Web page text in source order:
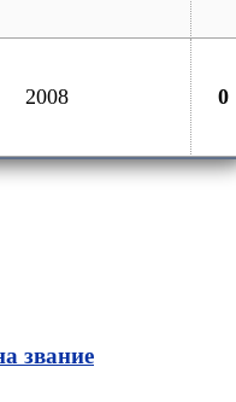
2008 0
звание